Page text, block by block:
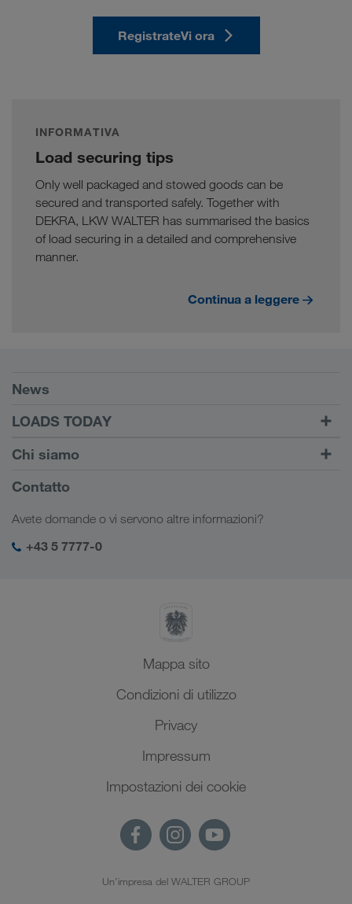
RegistrateVi ora
INFORMATIVA
Load securing tips
Only well packaged and stowed goods can be
secured and transported safely. Together with
DEKRA, LKW WALTER has summarised the basics
of load securing in a detailed and comprehensive
manner.
Continua a leggere
Requisiti
News
LOADS TODAY
Trova carico con
LOADS TODAY
Scopri di più
Login
Chi siamo
Informazioni sulla società
SHEQ-Management
Contatto
Avete domande o vi servono altre informazioni?
+43 5 7777-0
Mappa sito
Condizioni di utilizzo
Privacy
Impressum
Impostazioni dei cookie
Un'impresa del WALTER GROUP